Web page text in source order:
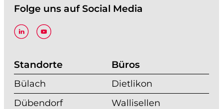
Folge uns auf Social Media
Standorte
Bülach
Dübendorf
Büros
Dietlikon
Wallisellen